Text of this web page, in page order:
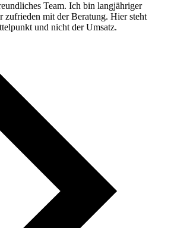
Team. Ich bin langjähriger
mit der Beratung. Hier steht
und nicht der Umsatz.